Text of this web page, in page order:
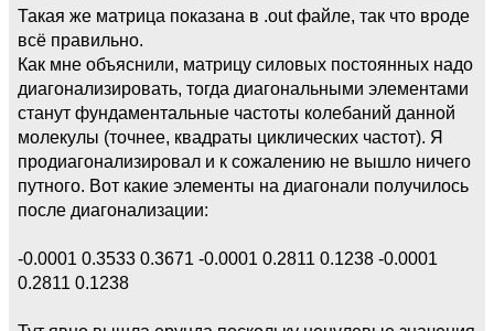
Такая же матрица показана в .out файле, так что вроде
всё правильно.
Как мне объяснили, матрицу силовых постоянных надо
диагонализировать, тогда диагональными элементами
станут фундаментальные частоты колебаний данной
молекулы (точнее, квадраты циклических частот). Я
продиагонализировал и к сожалению не вышло ничего
путного. Вот какие элементы на диагонали получилось
после диагонализации:
-0.0001 0.3533 0.3671 -0.0001 0.2811 0.1238 -0.0001
0.2811 0.1238